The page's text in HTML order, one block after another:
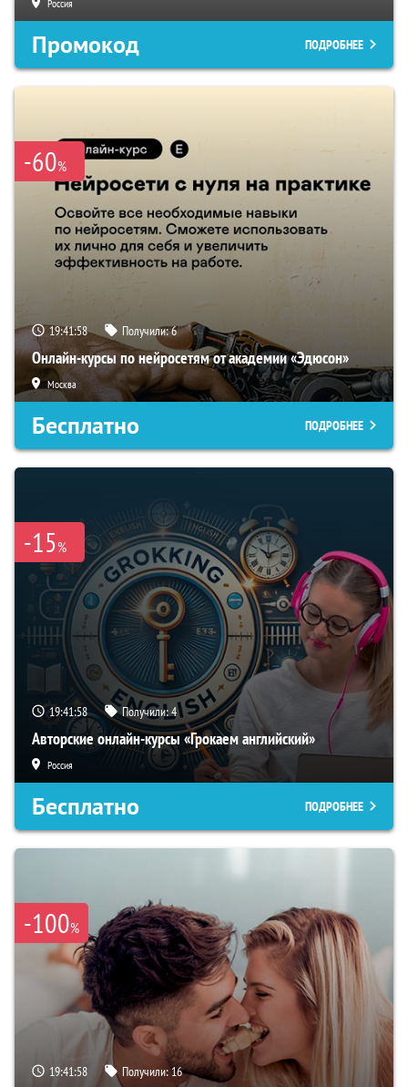
Россия
Промокод ПОДРОБНЕЕ
-60%
19:41:57 Получили:6
Онлайн-курсы по нейросетям от академии «Эдюсон»
Москва
Бесплатно ПОДРОБНЕЕ
-15%
19:41:57 Получили:4
Авторские онлайн-курсы «Грокаем английский»
Россия
Бесплатно ПОДРОБНЕЕ
-100%
19:41:57 Получили:16